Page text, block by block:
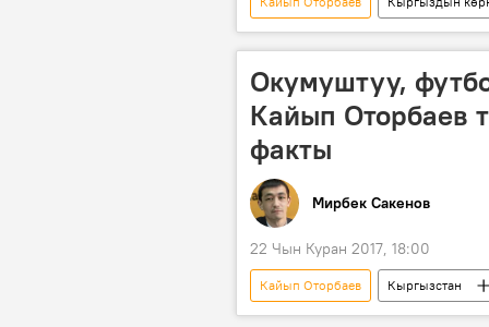
Жаңылыктар
Коом
Окумуштуу,
Кайып Оторбаев
факты
Мирбек Сакенов
22 Чын Куран 2017, 18:00
Кайып Оторбаев Кыргызстан
окумуштуулар
спортчу